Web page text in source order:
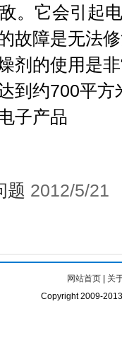
。它会引起
故障是无法
剂的使用是
到约700平
子产品
题 2012/5/21
网站首页
关
Copyright 2009-